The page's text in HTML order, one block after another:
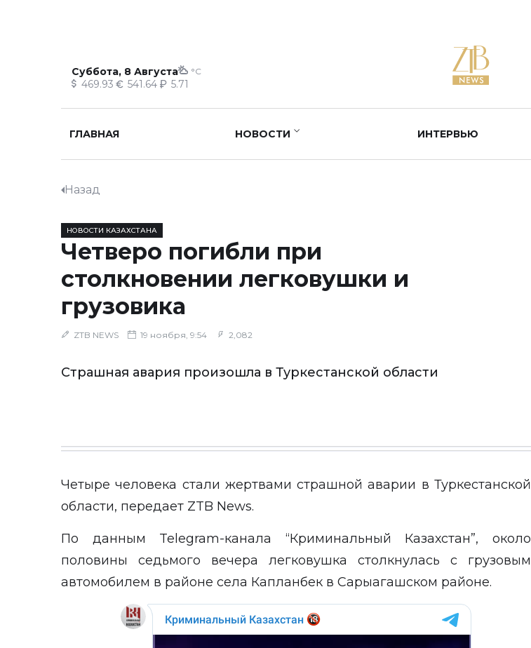
Суббота, 8 Августа °C
469.93 541.64 5.71
ГЛАВНАЯ НОВОСТИ ИНТЕРВЬЮ
Назад
НОВОСТИ КАЗАХСТАНА
Четверо погибли при
столкновении легковушки и
грузовика
ZTB NEWS 19 ноября, 9:54 2,082
Страшная авария произошла в Туркестанской области
Четыре человека стали жертвами страшной аварии в Туркестанской
области, передает ZTB News.
По данным Telegram-канала “Криминальный Казахстан”, около
половины седьмого вечера легковушка столкнулась с грузовым
автомобилем в районе села Капланбек в Сарыагашском районе.